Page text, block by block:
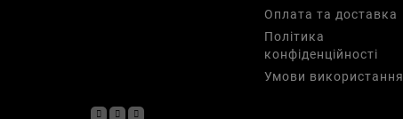
Оплата та доставка
Політика
конфіденційності
Умови використання